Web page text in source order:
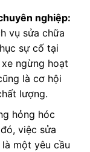
nghiệp:
vụ sửa chữa
sự cố tại
ngừng hoạt
là cơ hội
lượng.
hỏng hóc
việc sửa
một yêu cầu